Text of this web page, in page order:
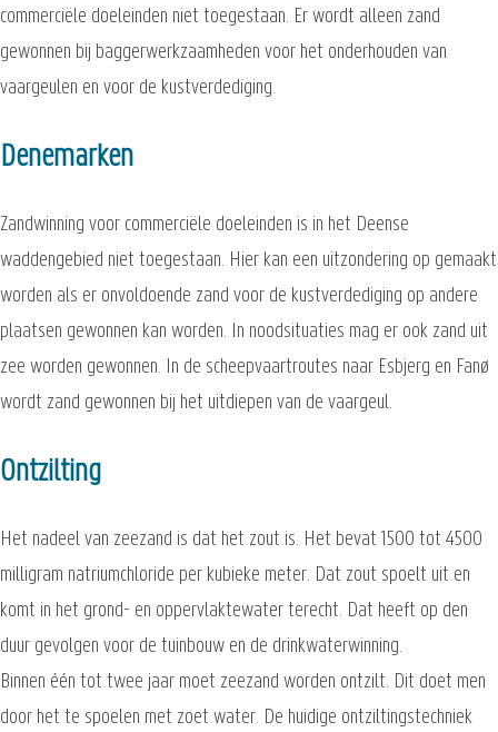
commerciële doeleinden niet toegestaan. Er wordt alleen zand
gewonnen bij baggerwerkzaamheden voor het onderhouden van
vaargeulen en voor de kustverdediging.
Denemarken
Zandwinning voor commerciële doeleinden is in het Deense
waddengebied niet toegestaan. Hier kan een uitzondering op gemaakt
worden als er onvoldoende zand voor de kustverdediging op andere
plaatsen gewonnen kan worden. In noodsituaties mag er ook zand uit
zee worden gewonnen. In de scheepvaartroutes naar Esbjerg en Fanø
wordt zand gewonnen bij het uitdiepen van de vaargeul.
Ontzilting
Het nadeel van zeezand is dat het zout is. Het bevat 1500 tot 4500
milligram natriumchloride per kubieke meter. Dat zout spoelt uit en
komt in het grond- en oppervlaktewater terecht. Dat heeft op den
duur gevolgen voor de tuinbouw en de drinkwaterwinning.
Binnen één tot twee jaar moet zeezand worden ontzilt. Dit doet men
door het te spoelen met zoet water. De huidige ontziltingstechniek